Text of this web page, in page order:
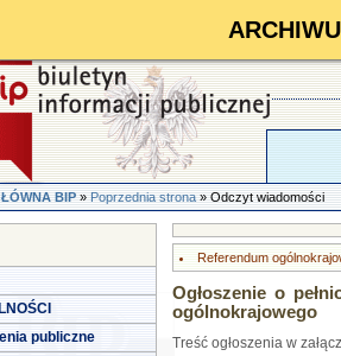
BIP»Poprzednia strona» Odczyt wiadomości
publiczne
Referendum
Ogłoszenie o
ogólnokrajowego
Treść ogłoszenia w